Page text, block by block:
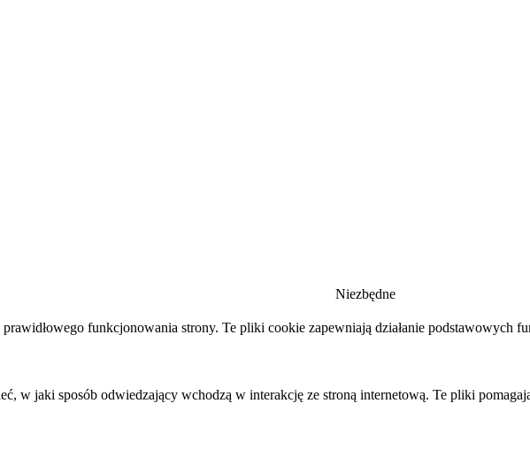
Niezbędne
funkcjonowania strony. Te pliki cookie zapewniają działanie podstawowych
w jaki sposób odwiedzający wchodzą w interakcję ze stroną internetową. Te pliki